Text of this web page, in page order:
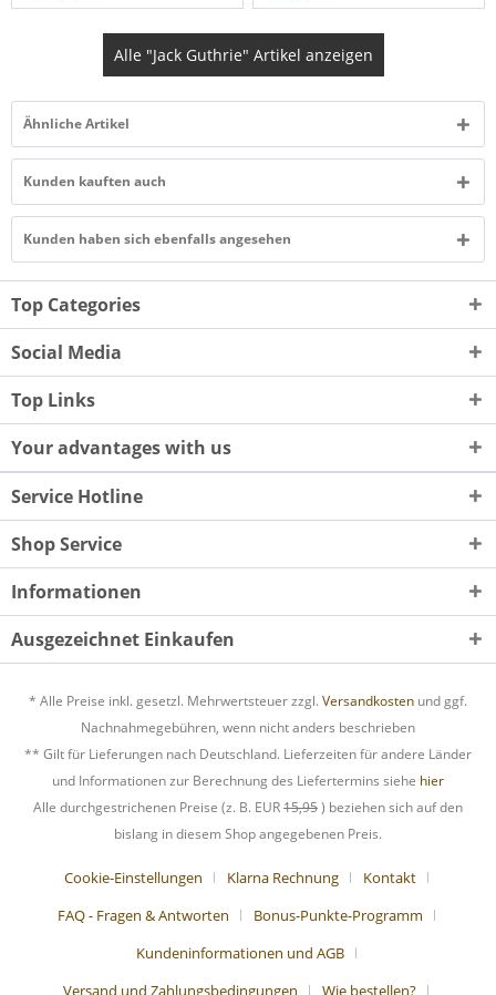
Alle "Jack Guthrie" Artikel anzeigen
Ähnliche Artikel
Kunden kauften auch
Kunden haben sich ebenfalls angesehen
Top Categories
Social Media
Top Links
Your advantages with us
Service Hotline
Shop Service
Informationen
Ausgezeichnet Einkaufen
* Alle Preise inkl. gesetzl. Mehrwertsteuer zzgl. Versandkosten und ggf.
Nachnahmegebühren, wenn nicht anders beschrieben
** Gilt für Lieferungen nach Deutschland. Lieferzeiten für andere Länder
und Informationen zur Berechnung des Liefertermins siehe hier
Alle durchgestrichenen Preise (z. B. EUR15,95) beziehen sich auf den
bislang in diesem Shop angegebenen Preis.
Cookie-Einstellungen Klarna Rechnung
Kontakt
FAQ - Fragen & Antworten
Bonus-Punkte-Programm
Kundeninformationen und AGB
Versand und Zahlungsbedingungen
Wie bestellen?